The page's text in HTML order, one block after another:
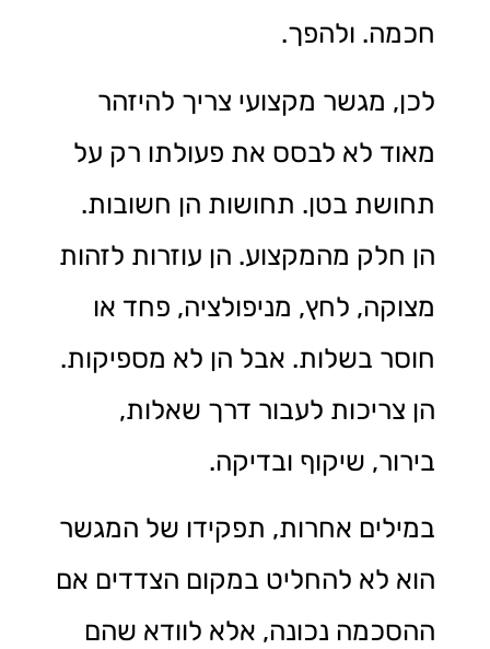
חכמה. ולהפך.
לכן, מגשר מקצועי צריך להיזהר
מאוד לא לבסס את פעולתו רק על
תחושת בטן. תחושות הן חשובות.
הן חלק מהמקצוע. הן עוזרות לזהות
מצוקה, לחץ, מניפולציה, פחד או
חוסר בשלות. אבל הן לא מספיקות.
הן צריכות לעבור דרך שאלות,
בירור, שיקוף ובדיקה.
במילים אחרות, תפקידו של המגשר
הוא לא להחליט במקום הצדדים אם
ההסכמה נכונה, אלא לוודא שהם